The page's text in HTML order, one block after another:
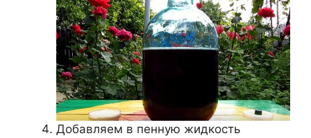
Добавляем в пенную жидкость